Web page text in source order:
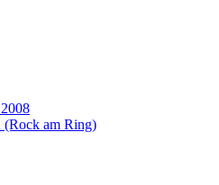
am Ring)